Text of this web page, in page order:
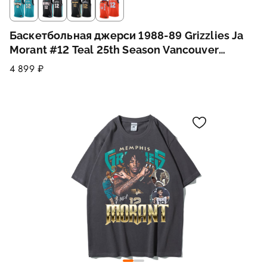
Баскетбольная джерси 1988-89 Grizzlies Ja
Morant #12 Teal 25th Season Vancouver
Throwbacks
4 899 ₽